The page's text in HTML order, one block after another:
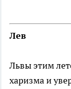
Лев
Львы этим
харизма и